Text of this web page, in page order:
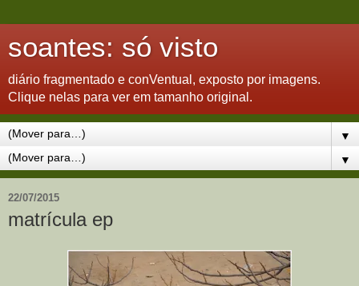
soantes: só visto
diário fragmentado e conVentual, exposto por imagens.
Clique nelas para ver em tamanho original.
▼
▼
22/07/2015
matrícula ep